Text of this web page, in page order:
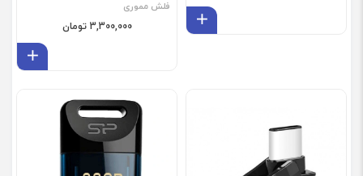
فلش مموری
3,300,000 تومان